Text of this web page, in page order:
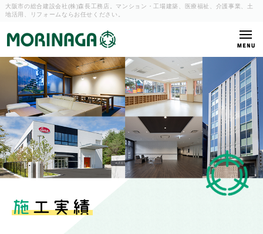
大阪市の総合建設会社(株)森長工務店。マンション・工場建築、
医療福祉、介護事業、土
地活用、リフォームならお任せください。